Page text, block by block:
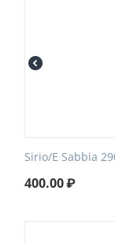
Sirio/E Sabbia
400.00₽